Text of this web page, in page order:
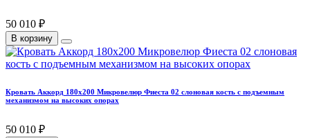
50 010 ₽
В корзину
Кровать Аккорд 180х200 Микровелюр Фиеста 02 слоновая кость с подъемным
механизмом на высоких опорах
50 010 ₽